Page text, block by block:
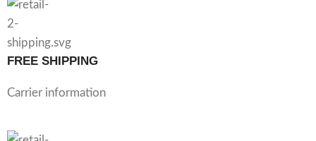
FREE SHIPPING
Carrier information